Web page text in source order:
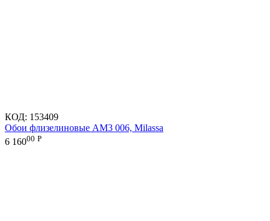
КОД: 153409
Обои флизелиновые AM3 006, Milassa
6 16000 Р